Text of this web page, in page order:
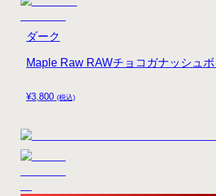
¥3,800 (税込)
Maple Raw RAWチョコガナッシュ
ダーク